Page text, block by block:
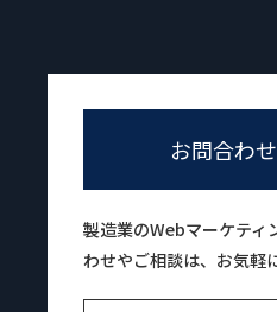
お問合わ
製造業のWebマーケティ
わせやご相談は、お気軽